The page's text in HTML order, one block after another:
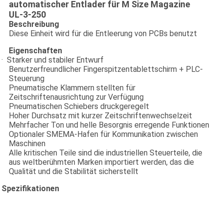
automatischer Entlader für M Size Magazine
UL-3-250
Beschreibung
Diese Einheit wird für die Entleerung von PCBs benutzt
Eigenschaften
· Starker und stabiler Entwurf
Benutzerfreundlicher Fingerspitzentablettschirm + PLC-
Steuerung
Pneumatische Klammern stellten für
Zeitschriftenausrichtung zur Verfügung
Pneumatischen Schiebers druckgeregelt
Hoher Durchsatz mit kurzer Zeitschriftenwechselzeit
Mehrfacher Ton und helle Besorgnis erregende Funktionen
Optionaler SMEMA-Hafen für Kommunikation zwischen
Maschinen
Alle kritischen Teile sind die industriellen Steuerteile, die
aus weltberühmten Marken importiert werden, das die
Qualität und die Stabilität sicherstellt
Spezifikationen